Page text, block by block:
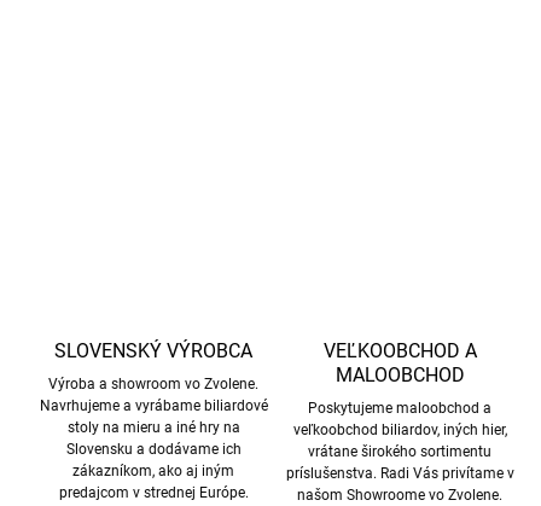
SLOVENSKÝ VÝROBCA
Výroba a showroom vo Zvolene.
Navrhujeme a vyrábame biliardové
stoly na mieru a iné hry na
Slovensku a dodávame ich
zákazníkom, ako aj iným
predajcom v strednej Európe.
VEĽKOOBCHOD A
MALOOBCHOD
Poskytujeme maloobchod a
veľkoobchod biliardov, iných hier,
vrátane širokého sortimentu
príslušenstva. Radi Vás privítame v
našom Showroome vo Zvolene.